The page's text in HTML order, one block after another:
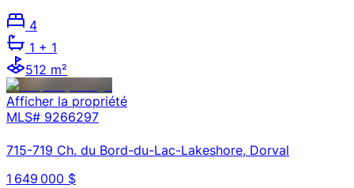
4
1 + 1
512 m²
Afficher la propriété
MLS# 9266297
715-719 Ch. du Bord-du-Lac-Lakeshore, Dorval
1 649 000 $